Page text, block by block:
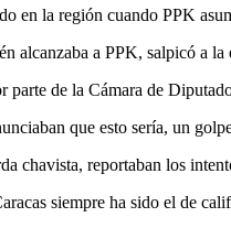
en la región cuando PPK
alcanzaba a PPK, salpicó a
parte de la Cámara de
que esto sería, un
chavista, reportaban los
siempre ha sido el de